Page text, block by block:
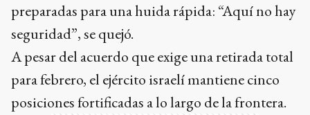
preparadas para una huida rápida: “Aquí no hay
seguridad”, se quejó.
A pesar del acuerdo que exige una retirada total
para febrero, el ejército israelí mantiene cinco
posiciones fortificadas a lo largo de la frontera.